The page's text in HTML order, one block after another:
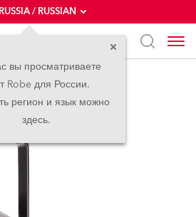
RUSSIA / RUSSIAN
вы просматриваете
Robe для России.
регион и язык можно
здесь.
150™ RGBW